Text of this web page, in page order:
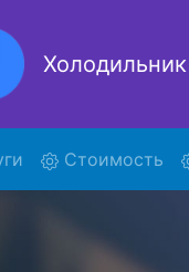
(current)Стоимость